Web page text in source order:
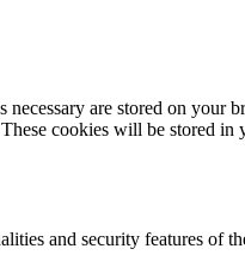
are stored on your
cookies will be stored
and security features of